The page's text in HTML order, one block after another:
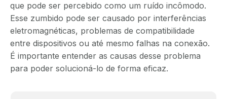
que pode ser percebido como um ruído incômodo.
Esse zumbido pode ser causado por interferências
eletromagnéticas, problemas de compatibilidade
entre dispositivos ou até mesmo falhas na conexão.
É importante entender as causas desse problema
para poder solucioná-lo de forma eficaz.